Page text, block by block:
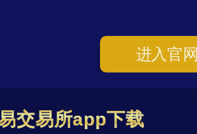
进入官网
交易所app下载